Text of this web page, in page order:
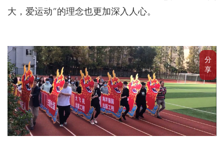
分
享
大，爱运动”的理念也更加深入人心。